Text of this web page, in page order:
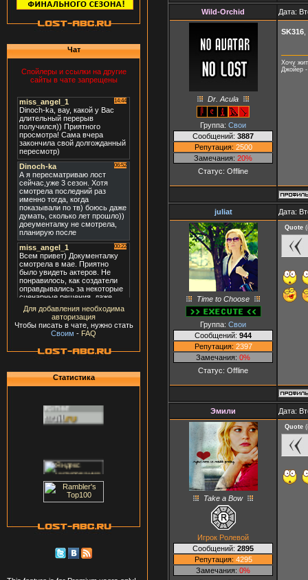
Чат
Спойлеры и ссылки на другие
сайты в чате запрещены
Для добавления необходима
авторизация
Чтобы писать в чате, нужно стать
Своим - FAQ
Статистика
Wild-Orchid Дата:
Dr. Acula
Группа: Свои
Сообщений: 3887
Репутация: 2500
Замечания: 20%
Статус: Offline
SK316
Хочу
Джойер
juliat Дата:
Time to Choose
Группа: Свои
Сообщений: 944
Репутация: 2397
Замечания: 0%
Статус: Offline
Quote (
Эмили Дата:
Take a Bow
Игрок Ролевой
Сообщений: 2895
Репутация: 4295
Замечания: 0%
Quote (